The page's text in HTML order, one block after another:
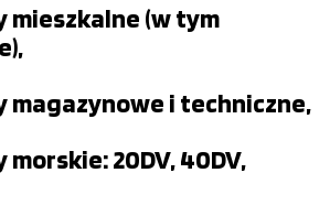
mieszkalne (w tym
magazynowe i techniczne,
20DV, 40DV,